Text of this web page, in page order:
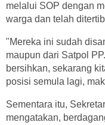
melalui SOP dengan
warga dan telah
"Mereka ini sudah
maupun dari Satpol
bersihkan, sekarang
posisi semula lagi,
Sementara itu,
mengatakan,